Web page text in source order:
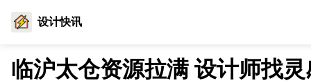
设计快讯
临沪太仓资源拉满 设计师找